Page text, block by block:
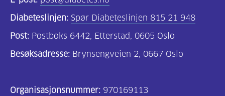
Diabeteslinjen: Spør Diabeteslinjen 815 21 948
Post: Postboks 6442, Etterstad, 0605 Oslo
Besøksadresse: Brynsengveien 2, 0667 Oslo
Organisasjonsnummer: 970169113